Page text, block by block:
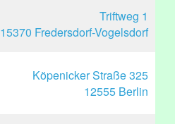
Triftweg 1
15370 Fredersdorf-Vogelsdorf
Köpenicker Straße 325
12555 Berlin